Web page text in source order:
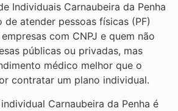
Individuais Carnaubeira da Penha
de atender pessoas físicas (PF)
com CNPJ e quem não
públicas ou privadas, mas
médico melhor que o
contratar um plano individual.
Carnaubeira da Penha é